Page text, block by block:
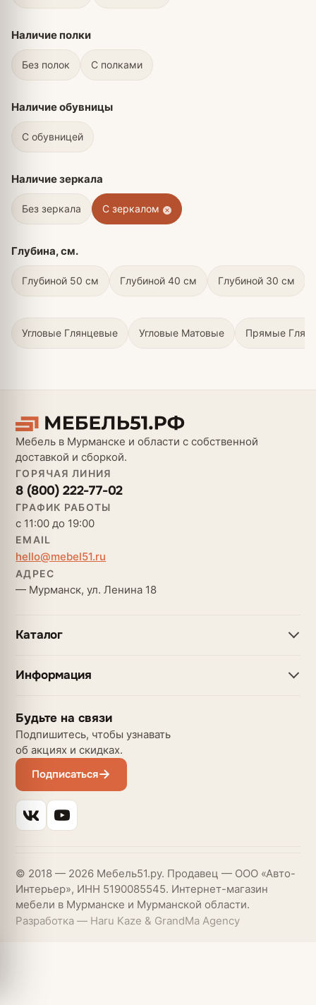
Наличие полки
Без полок С полками
Наличие обувницы
С обувницей
Наличие зеркала
Без зеркала С зеркалом
Глубина, см.
Глубиной 50 см Глубиной 40 см Глубиной 30 см
Угловые Глянцевые Угловые Матовые Прямые
Мебель в Мурманске и области с собственной
доставкой и сборкой.
ГОРЯЧАЯ ЛИНИЯ
8 (800) 222-77-02
ГРАФИК РАБОТЫ
с 11:00 до 19:00
EMAIL
hello@mebel51.ru
АДРЕС
— Мурманск, ул. Ленина 18
Каталог
Информация
Будьте на связи
Подпишитесь, чтобы узнавать
об акциях и скидках.
Подписаться
© 2018 — 2026 Мебель51.ру. Продавец — ООО «Авто-
Интерьер», ИНН 5190085545. Интернет-магазин
мебели в Мурманске и Мурманской области.
Разработка — Haru Kaze & GrandMa Agency